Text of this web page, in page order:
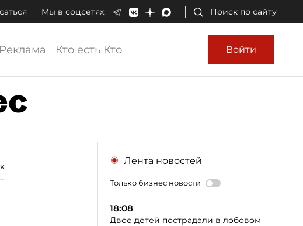
Мы в соцсетях: Поиск по сайту
Реклама Кто есть Кто Войти
Лента новостей
Только бизнес новости
18:08
Двое детей пострадали в лобовом